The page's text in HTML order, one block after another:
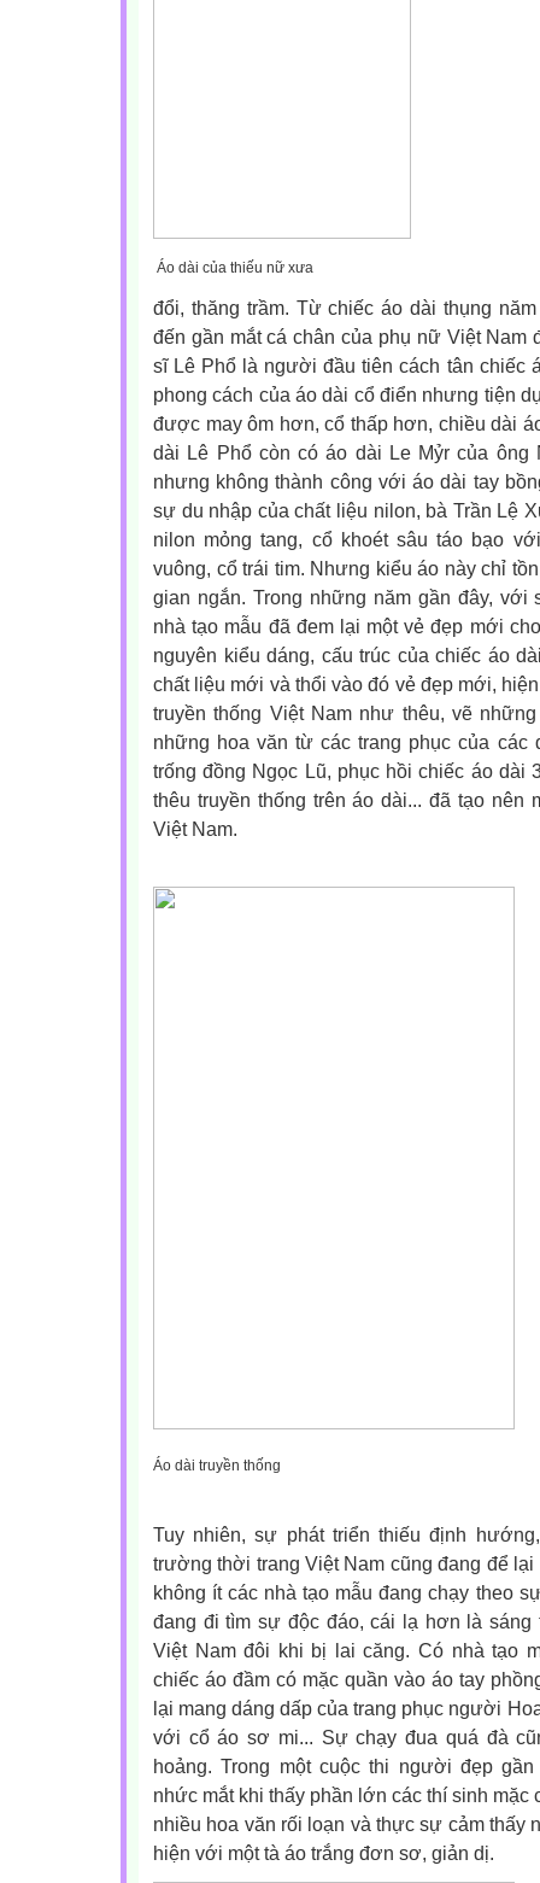
Áo dài của thiếu nữ xưa
đổi, thăng trầm. Từ chiếc áo dài thụng
đến gần mắt cá chân của phụ nữ Việt Nam
sĩ Lê Phổ là người đầu tiên cách tân chiếc
phong cách của áo dài cổ điển nhưng tiện
được may ôm hơn, cổ thấp hơn, chiều dài
dài Lê Phổ còn có áo dài Le Mỷr của ông
nhưng không thành công với áo dài tay
sự du nhập của chất liệu nilon, bà Trần Lệ
nilon mỏng tang, cổ khoét sâu táo bạo
vuông, cổ trái tim. Nhưng kiểu áo này chỉ
gian ngắn. Trong những năm gần đây,
nhà tạo mẫu đã đem lại một vẻ đẹp mới
nguyên kiểu dáng, cấu trúc của chiếc áo
chất liệu mới và thổi vào đó vẻ đẹp mới,
truyền thống Việt Nam như thêu, vẽ
những hoa văn từ các trang phục của các
trống đồng Ngọc Lũ, phục hồi chiếc áo dài
thêu truyền thống trên áo dài... đã tạo nên
Việt Nam.
Áo dài truyền thống
Tuy nhiên, sự phát triển thiếu định
trường thời trang Việt Nam cũng đang để
không ít các nhà tạo mẫu đang chạy theo
đang đi tìm sự độc đáo, cái lạ hơn là sáng
Việt Nam đôi khi bị lai căng. Có nhà tạo
chiếc áo đầm có mặc quần vào áo tay
lại mang dáng dấp của trang phục người
với cổ áo sơ mi... Sự chạy đua quá đà
hoảng. Trong một cuộc thi người đẹp
nhức mắt khi thấy phần lớn các thí sinh
nhiều hoa văn rối loạn và thực sự cảm thấy
hiện với một tà áo trắng đơn sơ, giản dị.